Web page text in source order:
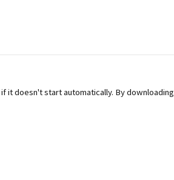
if it doesn't start automatically. By downloading